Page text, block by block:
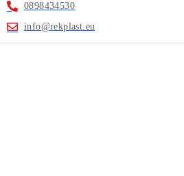
0898434530
info@rekplast.eu